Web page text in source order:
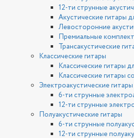
12-ти струнные
Акустические гитары
Левосторонние
Премиальные
Трансакустические
Классические гитары
Классические гитары
Классические гитары
Электроакустические гитары
6-ти струнные
12-ти струнные
Полуакустические гитары
6-ти струнные
12-ти струнные